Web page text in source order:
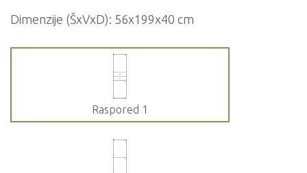
Dimenzije (ŠxVxD): 56x199x40 cm
Raspored 1